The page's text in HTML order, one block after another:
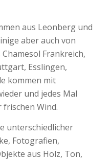
aus Leonberg und
aber auch von
Frankreich,
Esslingen,
kommen mit
und jedes Mal
Wind.
unterschiedlicher
Fotografien,
aus Holz, Ton,